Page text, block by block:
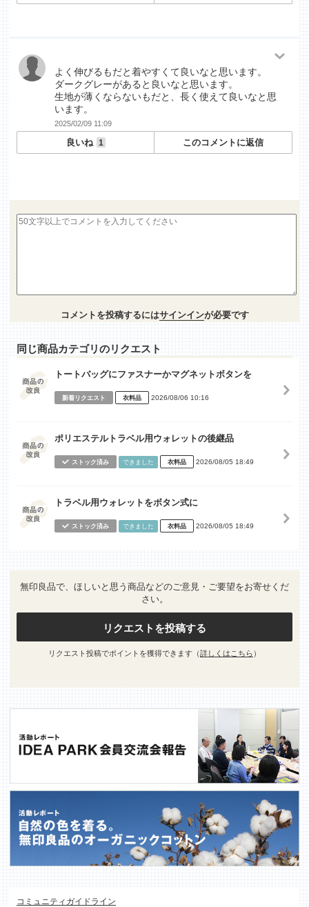
よく伸びるもだと着やすくて良いなと思います。
ダークグレーがあると良いなと思います。
生地が薄くならないもだと、長く使えて良いなと思
います。
2025/02/09 11:09
良いね 1 このコメントに返信
コメントを投稿するにはサインインが必要です
同じ商品カテゴリのリクエスト
トートバッグにファスナーかマグネットボタンを
新着リクエスト 衣料品 2026/08/06 10:16
ポリエステルトラベル用ウォレットの後継品
ストック済み できました 衣料品 2026/08/05 18:49
トラベル用ウォレットをボタン式に
ストック済み できました 衣料品 2026/08/05 18:49
無印良品で、ほしいと思う商品などのご意見・ご要望をお寄せくだ
さい。
リクエストを投稿する
リクエスト投稿でポイントを獲得できます（詳しくはこちら ）
コミュニティガイドライン